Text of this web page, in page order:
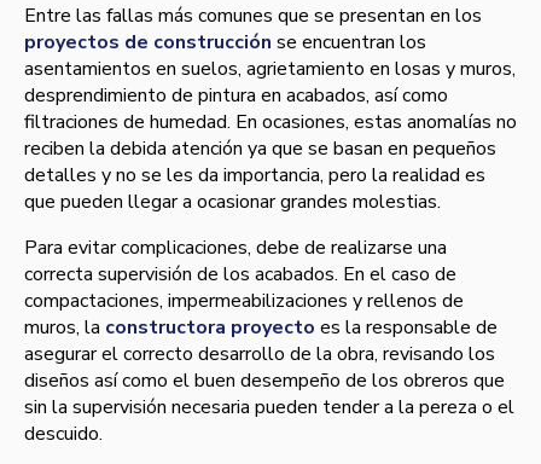
Entre las fallas más comunes que se presentan en los
proyectos de construcción se encuentran los
asentamientos en suelos, agrietamiento en losas y muros,
desprendimiento de pintura en acabados, así­ como
filtraciones de humedad. En ocasiones, estas anomalí­as no
reciben la debida atención ya que se basan en pequeños
detalles y no se les da importancia, pero la realidad es
que pueden llegar a ocasionar grandes molestias.
Para evitar complicaciones, debe de realizarse una
correcta supervisión de los acabados. En el caso de
compactaciones, impermeabilizaciones y rellenos de
muros, la constructora proyecto es la responsable de
asegurar el correcto desarrollo de la obra, revisando los
diseños así­ como el buen desempeño de los obreros que
sin la supervisión necesaria pueden tender a la pereza o el
descuido.